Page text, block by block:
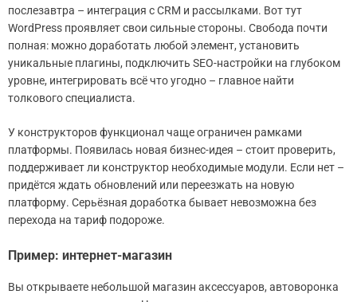
послезавтра – интеграция с CRM и рассылками. Вот тут
WordPress проявляет свои сильные стороны. Свобода почти
полная: можно доработать любой элемент, установить
уникальные плагины, подключить SEO-настройки на глубоком
уровне, интегрировать всё что угодно – главное найти
толкового специалиста.
У конструкторов функционал чаще ограничен рамками
платформы. Появилась новая бизнес-идея – стоит проверить,
поддерживает ли конструктор необходимые модули. Если нет –
придётся ждать обновлений или переезжать на новую
платформу. Серьёзная доработка бывает невозможна без
перехода на тариф подороже.
Пример: интернет-магазин
Вы открываете небольшой магазин аксессуаров, автоворонка